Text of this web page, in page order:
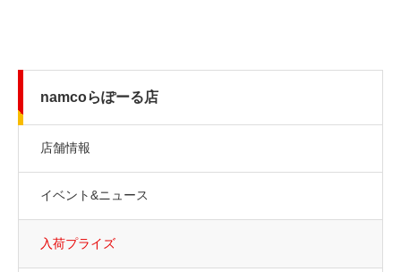
namcoらぽーる店
店舗情報
イベント&ニュース
入荷プライズ